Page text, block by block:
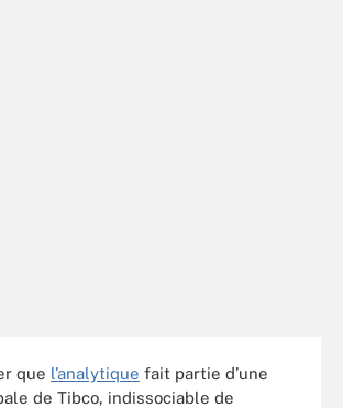
que l’analytique fait partie d’une
de Tibco, indissociable de